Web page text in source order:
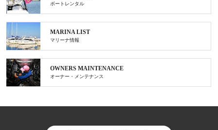
ボートレンタル
MARINA LIST
マリーナ情報
OWNERS MAINTENANCE
オーナー・メンテナンス